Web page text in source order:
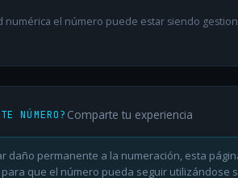
el número puede estar siendo
NÚMERO? Comparte tu experiencia
daño permanente a la numeración, esta
que el número pueda seguir